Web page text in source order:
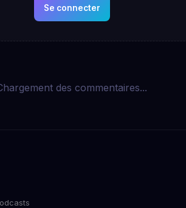
Se connecter
des commentaires...